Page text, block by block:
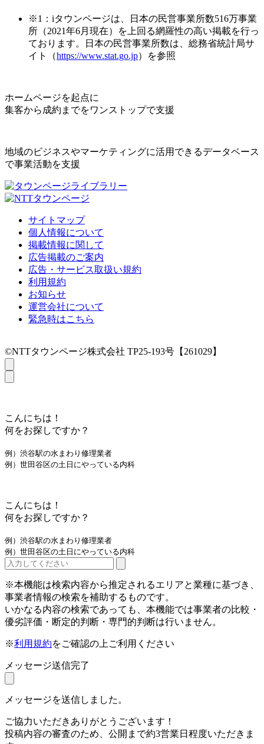
※1：iタウンページは、日本の民営事業所数516万事業
所（2021年6月現在）を上回る網羅性の高い掲載を行っ
ております。日本の民営事業所数は、総務省統計局サ
イト（https://www.stat.go.jp）を参照
ホームページを起点に
集客から成約までをワンストップで支援
地域のビジネスやマーケティングに活用できるデータベース
で事業活動を支援
サイトマップ
個人情報について
掲載情報に関して
広告掲載のご案内
広告・サービス取扱い規約
利用規約
お知らせ
運営会社について
緊急時はこちら
©NTTタウンページ株式会社 TP25-193号【261029】
こんにちは！
何をお探しですか？
例）渋谷駅の水まわり修理業者
例）世田谷区の土日にやっている内科
こんにちは！
何をお探しですか？
例）渋谷駅の水まわり修理業者
例）世田谷区の土日にやっている内科
※本機能は検索内容から推定されるエリアと業種に基づき、
事業者情報の検索を補助するものです。
いかなる内容の検索であっても、本機能では事業者の比較・
優劣評価・断定的判断・専門的判断は行いません。
※利用規約をご確認の上ご利用ください
メッセージ送信完了
メッセージを送信しました。
ご協力いただきありがとうございます！
投稿内容の審査のため、公開まで約3営業日程度いただきま